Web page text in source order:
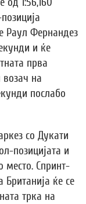
Раул Фернандез
и ќе
прва
возач на
послабо
со Дукати
позицијата и
место. Спринт-
ќе се
трка на